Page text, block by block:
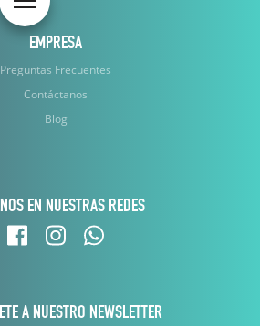
Toggle navigation
EMPRESA
Preguntas Frecuentes
Contáctanos
Blog
EN NUESTRAS REDES
A NUESTRO NEWSLETTER